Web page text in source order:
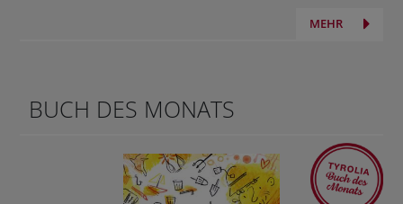
MEHR
BUCH DES MONATS